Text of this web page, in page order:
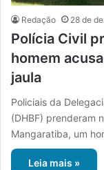
Redação 28 de
Polícia Civil
homem
jaula
Policiais da
(DHBF) prenderam
Mangaratiba, um
Leia mais »